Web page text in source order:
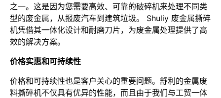
之一。这是因为您需要高效、可靠的破碎机来处理不同类
型的废金属，从报废汽车到建筑垃圾。 Shuliy 废金属撕碎
机凭借其一体化设计和耐磨刀片，为废金属处理提供了高
效的解决方案。
价格实惠和可持续性
价格和可持续性也是客户关心的重要问题。舒利的金属废
料撕碎机不仅具有优异的性能，而且由于我们与工贸一体